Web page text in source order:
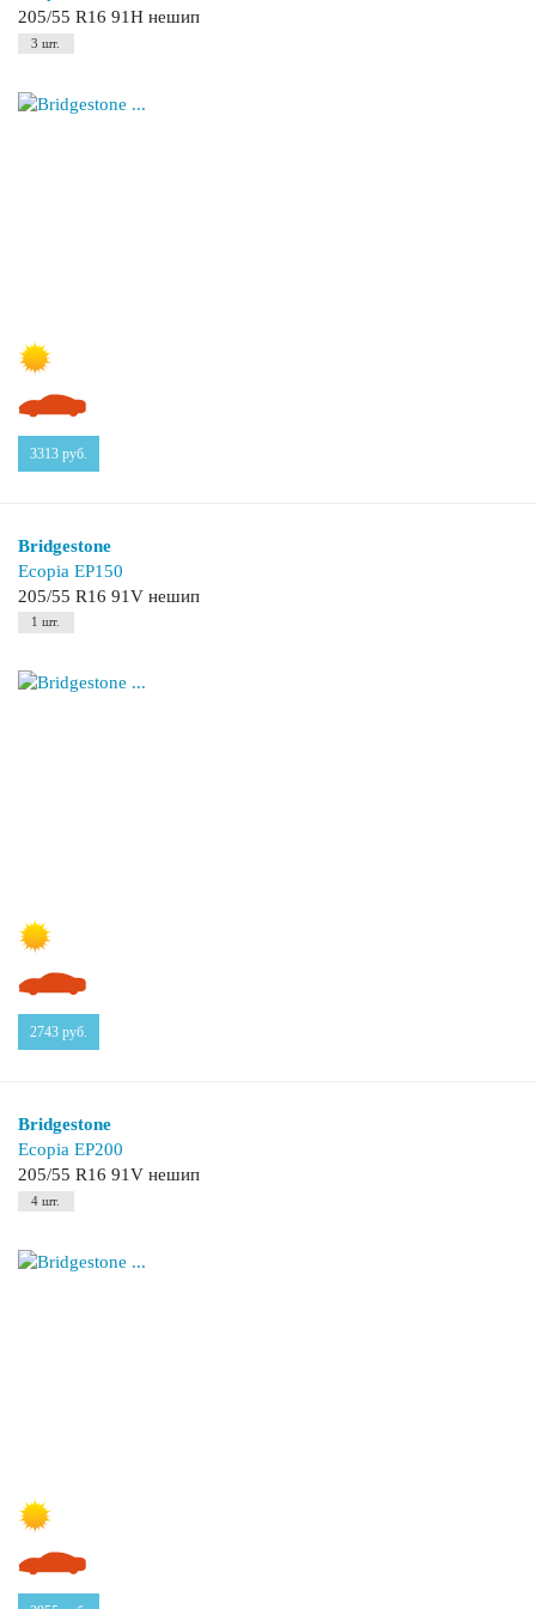
205/55 R16 91H нешип
3 шт.
3313 руб.
Bridgestone
Ecopia EP150
205/55 R16 91V нешип
1 шт.
2743 руб.
Bridgestone
Ecopia EP200
205/55 R16 91V нешип
4 шт.